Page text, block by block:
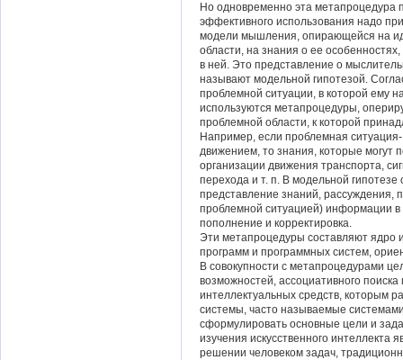
Но одновременно эта метапроцедура
эффективного использования надо
модели мышления, опирающейся на
области, на знания о ее
в ней. Это представление о
называют модельной гипотезой.
проблемной ситуации, в которой ему
используются метапроцедуры,
проблемной области, к которой
Например, если проблемная
движением, то знания, которые могут
организации движения транспорта,
перехода и т. п. В модельной
представление знаний, рассуждения,
проблемной ситуацией) информации
пополнение и корректировка.
Эти метапроцедуры составляют ядро
программ и программных систем,
В совокупности с метапроцедурами
возможностей, ассоциативного
интеллектуальных средств, которым
системы, часто называемые
сформулировать основные цели и
изучения искусственного
решении человеком задач,